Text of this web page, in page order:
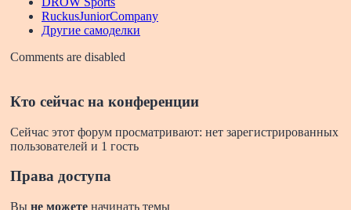
RuckusJuniorCompany
Другие самоделки
Comments are disabled
Кто сейчас на конференции
Сейчас этот форум просматривают: нет зарегистрированных
пользователей и 1 гость
Права доступа
Вы не можете начинать темы